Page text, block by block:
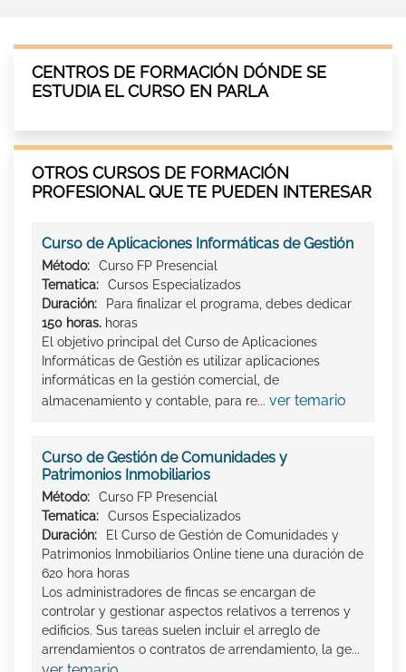
CENTROS DE FORMACIÓN DÓNDE SE
ESTUDIA EL CURSO EN PARLA
OTROS CURSOS DE FORMACIÓN
PROFESIONAL QUE TE PUEDEN INTERESAR
Curso de Aplicaciones Informáticas de Gestión
Método:
Curso FP Presencial
Tematica:
Cursos Especializados
Duración:
Para finalizar el programa, debes dedicar
150 horas. horas
El objetivo principal del Curso de Aplicaciones
Informáticas de Gestión es utilizar aplicaciones
informáticas en la gestión comercial, de
almacenamiento y contable, para re... ver temario
Curso de Gestión de Comunidades y
Patrimonios Inmobiliarios
Método:
Curso FP Presencial
Tematica:
Cursos Especializados
Duración:
El Curso de Gestión de Comunidades y
Patrimonios Inmobiliarios Online tiene una duración de
620 hora horas
Los administradores de fincas se encargan de
controlar y gestionar aspectos relativos a terrenos y
edificios. Sus tareas suelen incluir el arreglo de
arrendamientos o contratos de arrendamiento, la ge...